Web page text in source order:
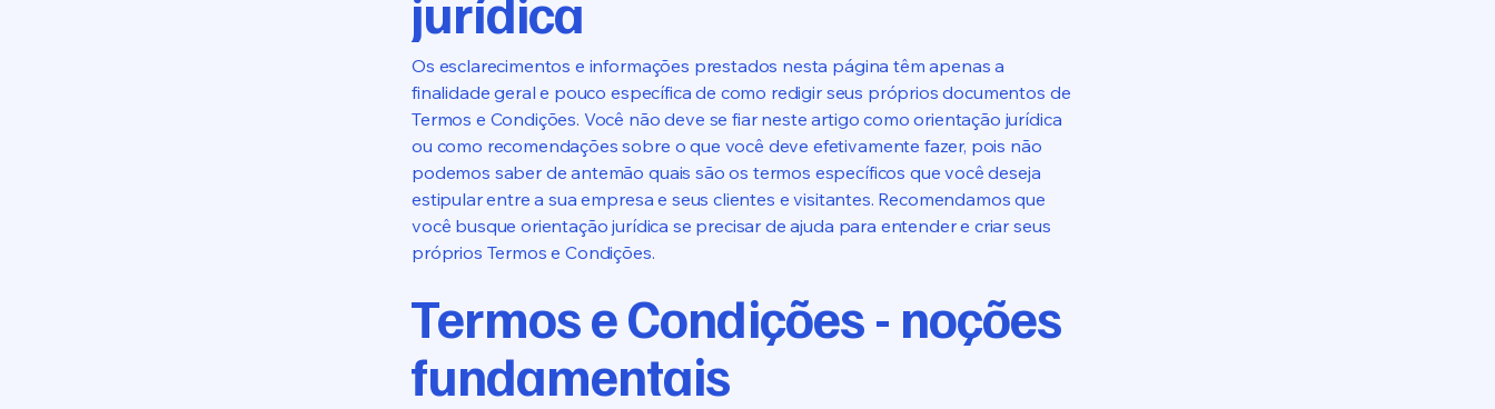
Os esclarecimentos e informações prestados nesta página têm apenas a
finalidade geral e pouco específica de como redigir seus próprios documentos de
Termos e Condições. Você não deve se fiar neste artigo como orientação jurídica
ou como recomendações sobre o que você deve efetivamente fazer, pois não
podemos saber de antemão quais são os termos específicos que você deseja
estipular entre a sua empresa e seus clientes e visitantes. Recomendamos que
você busque orientação jurídica se precisar de ajuda para entender e criar seus
próprios Termos e Condições.
Termos e Condições - noções
fundamentais